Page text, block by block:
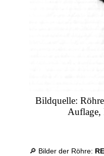
Bildquelle:
Auflage,
🔎 Bilder der Röhre: